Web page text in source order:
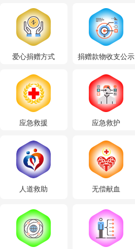
爱心捐赠方式 捐赠款物收支公示
应急救援 应急救护
人道救助 无偿献血